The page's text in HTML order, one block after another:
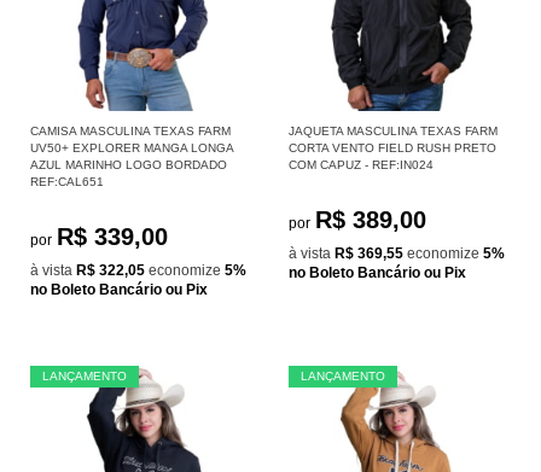
CAMISA MASCULINA TEXAS FARM
UV50+ EXPLORER MANGA LONGA
AZUL MARINHO LOGO BORDADO
REF:CAL651
por R$ 339,00
à vista R$ 322,05 economize 5%
no Boleto Bancário ou Pix
JAQUETA MASCULINA TEXAS FARM
CORTA VENTO FIELD RUSH PRETO
COM CAPUZ - REF:IN024
por R$ 389,00
à vista R$ 369,55 economize 5%
no Boleto Bancário ou Pix
LANÇAMENTO LANÇAMENTO